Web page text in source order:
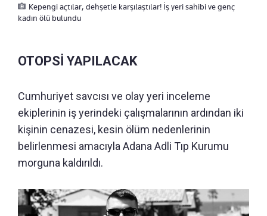
Kepengi açtılar, dehşetle karşılaştılar! İş yeri sahibi ve genç
kadın ölü bulundu
OTOPSİ YAPILACAK
Cumhuriyet savcısı ve olay yeri inceleme
ekiplerinin iş yerindeki çalışmalarının ardından iki
kişinin cenazesi, kesin ölüm nedenlerinin
belirlenmesi amacıyla Adana Adli Tıp Kurumu
morguna kaldırıldı.